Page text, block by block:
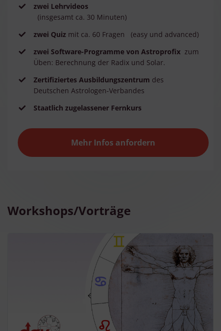
zwei Lehrvideos
(insgesamt ca. 30 Minuten)
zwei Quiz mit ca. 60 Fragen (easy und advanced)
zwei Software-Programme von Astroprofix zum
Üben: Berechnung der Radix und Solar.
Zertifiziertes Ausbildungszentrum des
Deutschen Astrologen-Verbandes
Staatlich zugelassener Fernkurs
Mehr Infos anfordern
Workshops/Vorträge